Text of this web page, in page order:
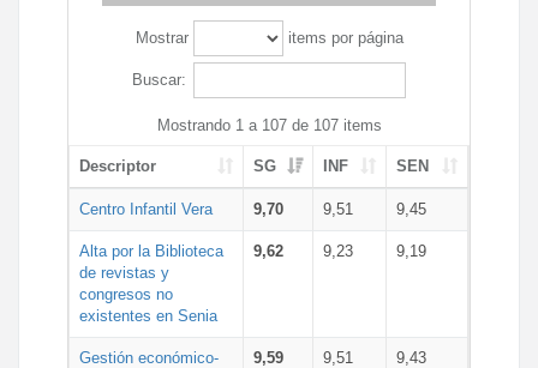
Mostrar items por página
Buscar:
Mostrando 1 a 107 de 107 items
Descriptor SG INF SEN
Centro Infantil Vera 9,70 9,51 9,45
Alta por la Biblioteca
de revistas y
congresos no
existentes en Senia
9,62 9,23 9,19
Gestión económico-
9,59 9,51 9,43